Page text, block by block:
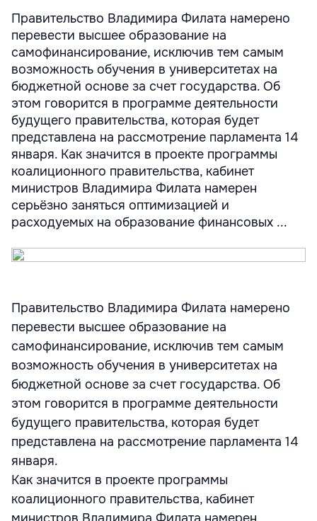
Правительство Владимира Филата намерено
перевести высшее образование на
самофинансирование, исключив тем самым
возможность обучения в университетах на
бюджетной основе за счет государства. Об
этом говорится в программе деятельности
будущего правительства, которая будет
представлена на рассмотрение парламента 14
января. Как значится в проекте программы
коалиционного правительства, кабинет
министров Владимира Филата намерен
серьёзно заняться оптимизацией и
расходуемых на образование финансовых ...
Правительство Владимира Филата намерено
перевести высшее образование на
самофинансирование, исключив тем самым
возможность обучения в университетах на
бюджетной основе за счет государства. Об
этом говорится в программе деятельности
будущего правительства, которая будет
представлена на рассмотрение парламента 14
января.
Как значится в проекте программы
коалиционного правительства, кабинет